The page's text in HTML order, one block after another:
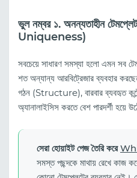
ভুল নম্বর ১. অনন্যতাহীন
Uniqueness)
সবচেয়ে সাধারণ সমস্যা হলো এমন সব
শত অন্যান্য আরবিট্রেজার ব্যবহার
গঠন (Structure), বারবার ব্যবহৃত
অ্যানালাইসিস করতে বেশ পারদর্শী হয়ে
সেরা হোয়াইট পেজ তৈরি করে
সমস্ত পছন্দকে মাথায় রেখে কাজ